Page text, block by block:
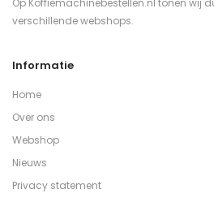
Op Koffiemachinebestellen.nl tonen wij
verschillende webshops.
Informatie
Home
Over ons
Webshop
Nieuws
Privacy statement